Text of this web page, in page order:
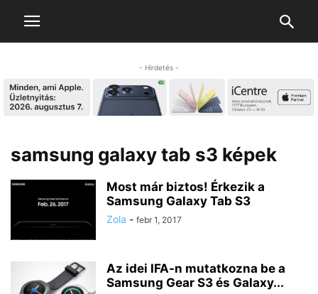
- Hirdetés -
samsung galaxy tab s3 képek
Most már biztos! Érkezik a
Samsung Galaxy Tab S3
Zola - febr 1, 2017
Az idei IFA-n mutatkozna be a
Samsung Gear S3 és Galaxy...